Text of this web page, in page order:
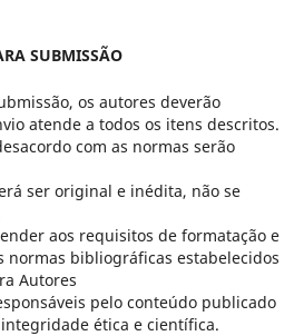
SUBMISSÃO
os autores deverão
atende a todos os itens descritos.
com as normas serão
ser original e inédita, não se
aos requisitos de formatação e
normas bibliográficas estabelecidos
Autores
pelo conteúdo publicado
ética e científica.